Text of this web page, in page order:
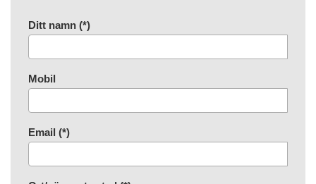
Ditt namn (*)
Mobil
Email (*)